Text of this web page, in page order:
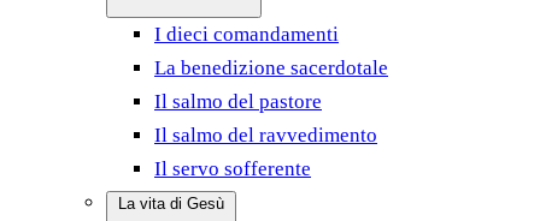
I dieci comandamenti
La benedizione sacerdotale
Il salmo del pastore
Il salmo del ravvedimento
Il servo sofferente